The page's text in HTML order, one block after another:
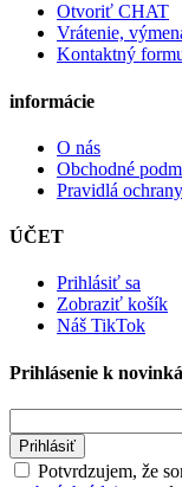
Otvoriť CHAT
Vrátenie,
Kontaktný
informácie
O nás
Obchodné
Pravidlá
ÚČET
Prihlásiť sa
Zobraziť košík
Náš TikTok
Prihlásenie k
Prihlásiť
Potvrdzujem, že